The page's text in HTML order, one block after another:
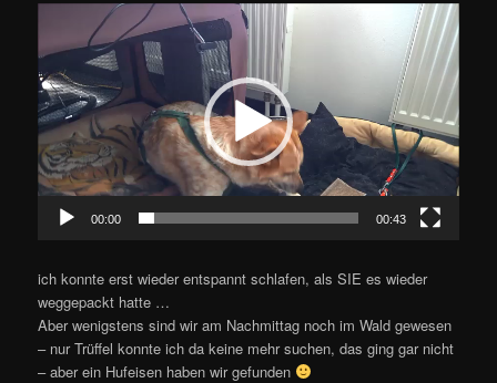
00:00 00:43
ich konnte erst wieder entspannt schlafen, als SIE es wieder
weggepackt hatte …
Aber wenigstens sind wir am Nachmittag noch im Wald gewesen
– nur Trüffel konnte ich da keine mehr suchen, das ging gar nicht
– aber ein Hufeisen haben wir gefunden